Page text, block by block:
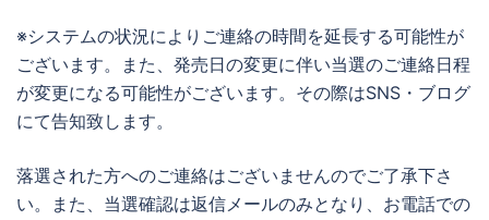
※システムの状況によりご連絡の時間を延長する可能性が
ございます。また、発売日の変更に伴い当選のご連絡日程
が変更になる可能性がございます。その際はSNS・ブログ
にて告知致します。
落選された方へのご連絡はございませんのでご了承下さ
い。また、当選確認は返信メールのみとなり、お電話での